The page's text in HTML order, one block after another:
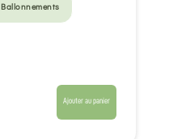
Ballonnements
Ajouter au panier